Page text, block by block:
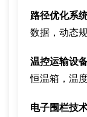
路径优化系
数据，动态
温控运输设
恒温箱，温
电子围栏技